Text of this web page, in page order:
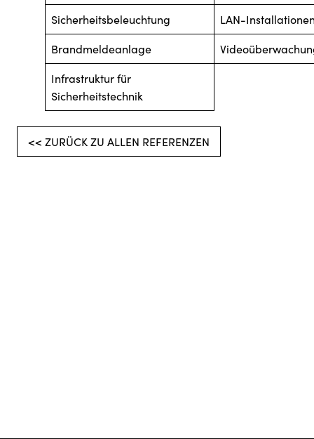
Sicherheitsbeleuchtung
LAN-
Brandmeldeanlage
Infrastruktur für
Sicherheitstechnik
<< ZURÜCK ZU ALLEN REFERENZEN